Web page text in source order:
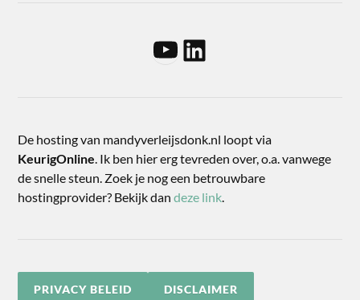
De hosting van mandyverleijsdonk.nl loopt via
KeurigOnline. Ik ben hier erg tevreden over, o.a. vanwege
de snelle steun. Zoek je nog een betrouwbare
hostingprovider? Bekijk dandeze link.
PRIVACY BELEID DISCLAIMER